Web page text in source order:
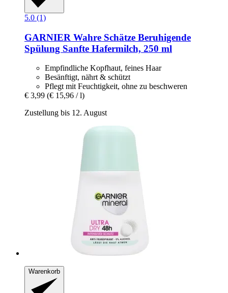
5.0 (1)
GARNIER Wahre Schätze Beruhigende
Spülung Sanfte Hafermilch, 250 ml
Empfindliche Kopfhaut, feines Haar
Besänftigt, nährt & schützt
Pflegt mit Feuchtigkeit, ohne zu beschweren
€ 3,99 (€ 15,96 / l)
Zustellung bis 12. August
Warenkorb